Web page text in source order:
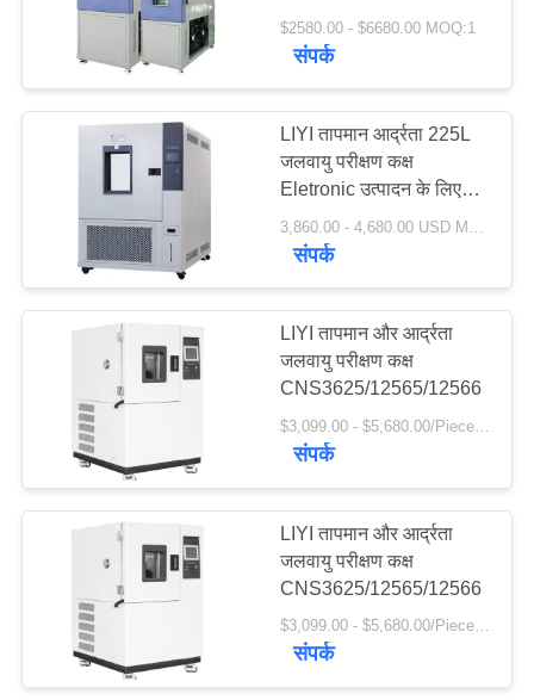
$2580.00 - $6680.00 MOQ:1
संपर्क
LIYI तापमान आर्द्रता 225L
जलवायु परीक्षण कक्ष
Eletronic उत्पादन के लिए
उपयोग किया जाता है
3,860.00 - 4,680.00 USD MOQ:एक सेट
संपर्क
LIYI तापमान और आर्द्रता
जलवायु परीक्षण कक्ष
CNS3625/12565/12566
$3,099.00 - $5,680.00/Piece MOQ:1
संपर्क
LIYI तापमान और आर्द्रता
जलवायु परीक्षण कक्ष
CNS3625/12565/12566
$3,099.00 - $5,680.00/Piece MOQ:1
संपर्क